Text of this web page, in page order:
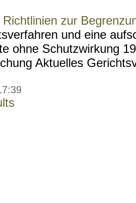
zur
und eine
ohne Schutzwirkung
Aktuelles